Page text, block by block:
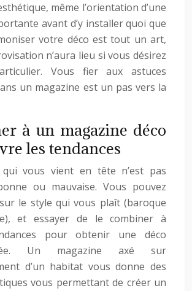
même l’orientation d’une
avant d’y installer quoi que
votre déco est tout un art,
n’aura lieu si vous désirez
Vous fier aux astuces
un magazine est un pas vers la
à un magazine déco
les tendances
vous vient en tête n’est pas
ou mauvaise. Vous pouvez
le style qui vous plaît (baroque
et essayer de le combiner à
pour obtenir une déco
Un magazine axé sur
d’un habitat vous donne des
vous permettant de créer un